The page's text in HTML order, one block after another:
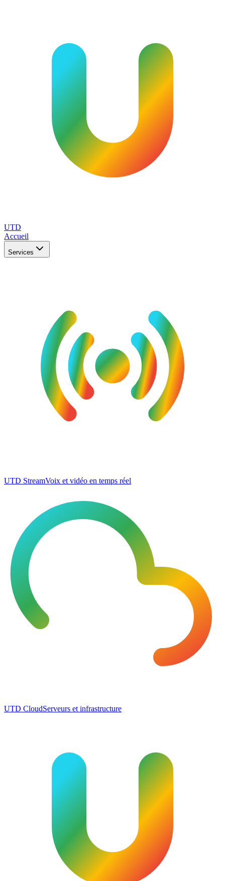
UTD
Accueil
Services
UTD StreamVoix et vidéo en temps réel
UTD CloudServeurs et infrastructure